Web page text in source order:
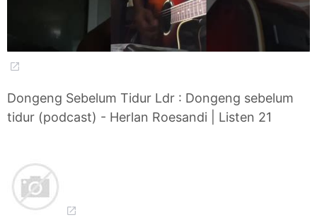
Dongeng Sebelum Tidur Ldr : Dongeng sebelum
tidur (podcast) - Herlan Roesandi | Listen 21